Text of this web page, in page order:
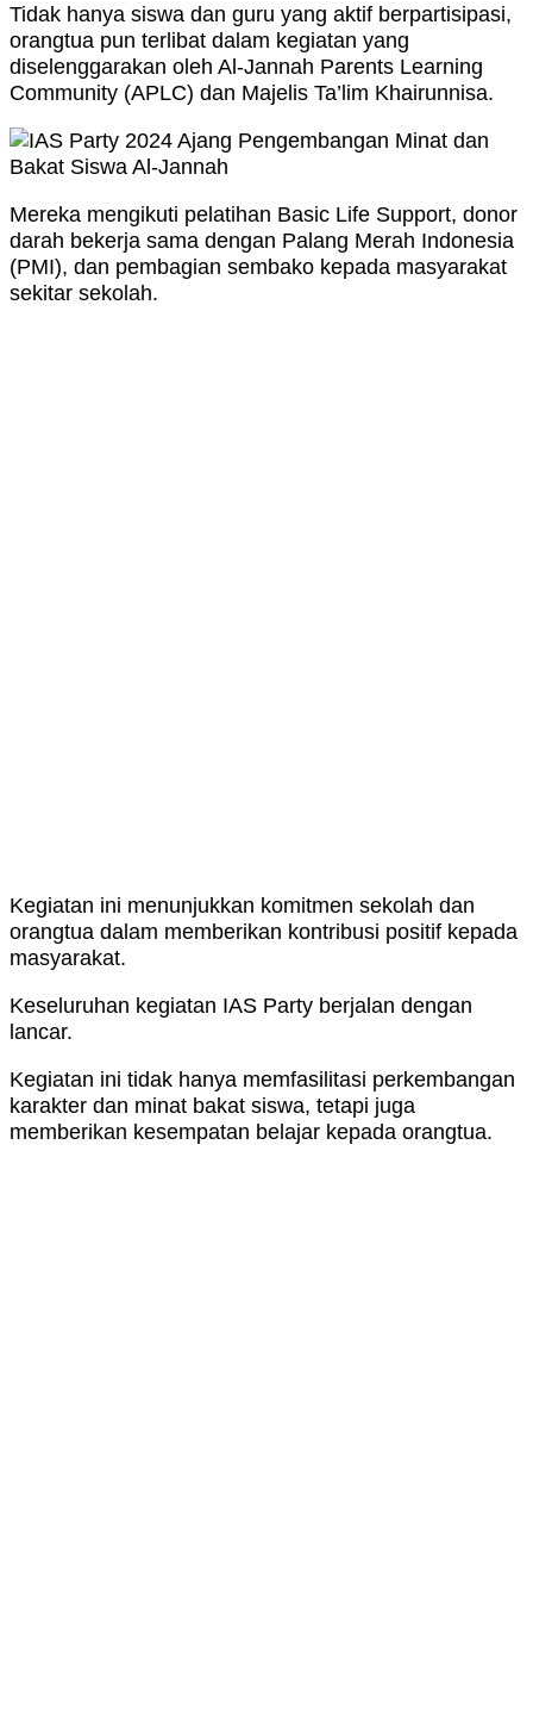
Tidak hanya siswa dan guru yang aktif berpartisipasi,
orangtua pun terlibat dalam kegiatan yang
diselenggarakan oleh Al-Jannah Parents Learning
Community (APLC) dan Majelis Ta’lim Khairunnisa.
Mereka mengikuti pelatihan Basic Life Support, donor
darah bekerja sama dengan Palang Merah Indonesia
(PMI), dan pembagian sembako kepada masyarakat
sekitar sekolah.
Kegiatan ini menunjukkan komitmen sekolah dan
orangtua dalam memberikan kontribusi positif kepada
masyarakat.
Keseluruhan kegiatan IAS Party berjalan dengan
lancar.
Kegiatan ini tidak hanya memfasilitasi perkembangan
karakter dan minat bakat siswa, tetapi juga
memberikan kesempatan belajar kepada orangtua.